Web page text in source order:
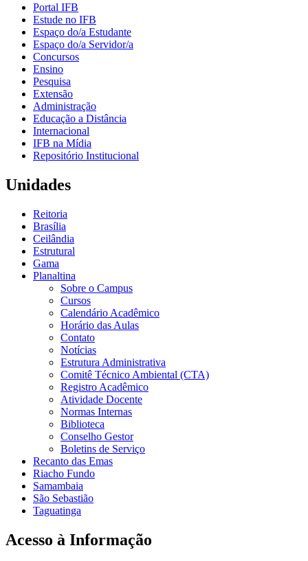
Portal IFB
Estude no IFB
Espaço do/a Estudante
Espaço do/a Servidor/a
Concursos
Ensino
Pesquisa
Extensão
Administração
Educação a Distância
Internacional
IFB na Mídia
Repositório Institucional
Unidades
Reitoria
Brasília
Ceilândia
Estrutural
Gama
Planaltina
Sobre o Campus
Cursos
Calendário Acadêmico
Horário das Aulas
Contato
Notícias
Estrutura Administrativa
Comitê Técnico Ambiental (CTA)
Registro Acadêmico
Atividade Docente
Normas Internas
Biblioteca
Conselho Gestor
Boletins de Serviço
Recanto das Emas
Riacho Fundo
Samambaia
São Sebastião
Taguatinga
Acesso à Informação